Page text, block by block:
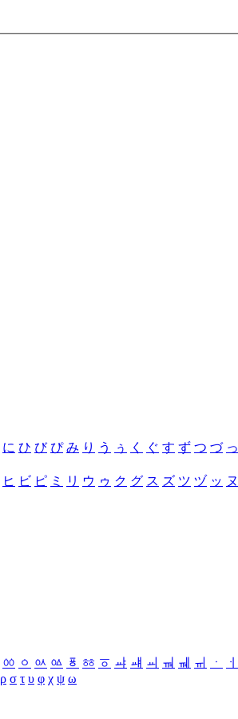
に ひ び ぴ み り う ぅ く ぐ す ず つ づ っ
ヒ ビ ピ ミ リ ウ ゥ ク グ ス ズ ツ ヅ ッ ヌ
ㆀ ㆁ ㆂ ㆃ ㆄ ㆅ ㆆ ㆇ ㆈ ㆉ ㆊ ㆋ ㆌ ㆍ
ㆎ
ρ σ τ υ φ χ ψ ω